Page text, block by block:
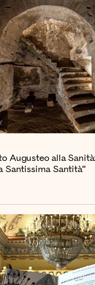
Augusteo alla
Santissima Santità”